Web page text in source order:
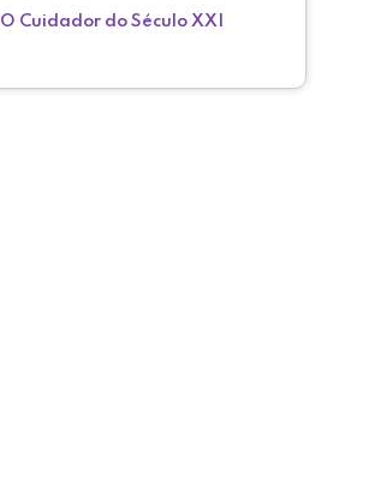
O Cuidador do Século XXI